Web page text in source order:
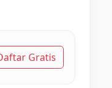
Gratis